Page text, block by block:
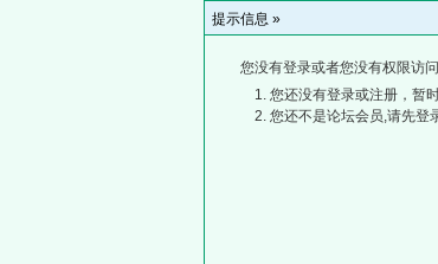
提示信息 »
您没有登录或者您没有权限访
您还没有登录或注册，暂
您还不是论坛会员,请先登